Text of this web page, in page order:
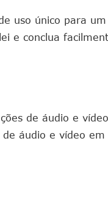
uso único para
e conclua
de áudio e
áudio e vídeo